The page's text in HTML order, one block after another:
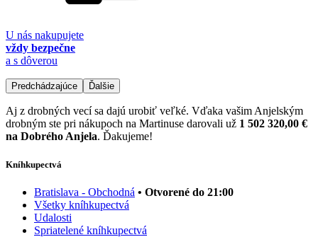
U nás nakupujete
vždy bezpečne
a s dôverou
Predchádzajúce Ďalšie
Aj z drobných vecí sa dajú urobiť veľké. Vďaka vašim Anjelským
drobným ste pri nákupoch na Martinuse darovali už 1 502 320,00 €
na Dobrého Anjela. Ďakujeme!
Kníhkupectvá
Bratislava - Obchodná • Otvorené do 21:00
Všetky kníhkupectvá
Udalosti
Spriatelené kníhkupectvá